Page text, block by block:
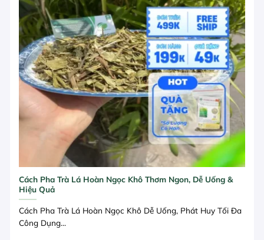
Cách Pha Trà Lá Hoàn Ngọc Khô Thơm Ngon, Dễ Uống &
Hiệu Quả
Cách Pha Trà Lá Hoàn Ngọc Khô Dễ Uống, Phát Huy Tối Đa
Công Dụng...